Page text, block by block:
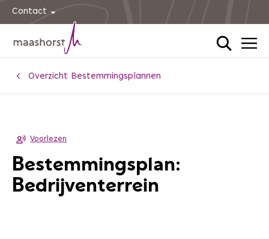
Contact
HomeOverzicht Bestemmingsplannen
Voorlezen
Bestemmingsplan:
Bedrijventerrein